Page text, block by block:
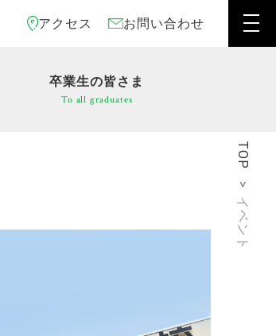
アクセス お問い合わせ
卒業生の皆さま
To all graduates
TOP
イベント